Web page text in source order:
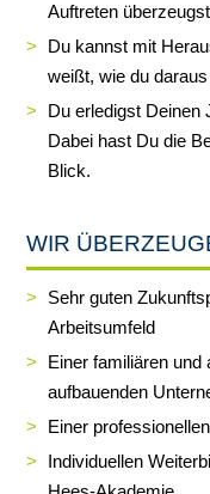
Auftreten
Du kannst mit
weißt, wie du
Du erledigst Deinen
Dabei hast Du die
Blick.
WIR
Sehr guten
Arbeitsumfeld
Einer familiären
aufbauenden
Einer
Individuellen